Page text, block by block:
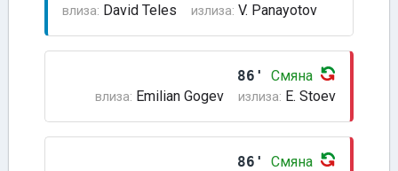
влиза: David Teles излиза: V. Panayotov
86' Смяна
влиза: Emilian Gogev излиза: E. Stoev
86' Смяна